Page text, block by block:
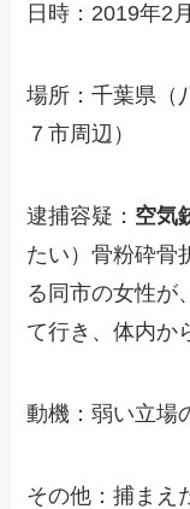
日時：2019年2
場所：千葉県（
７市周辺）
逮捕容疑： 空気
たい）骨粉砕骨
る同市の女性が
て行き、体内か
動機：弱い立場
その他：捕まえ